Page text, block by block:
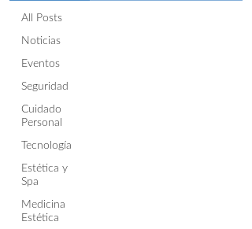
All Posts
Noticias
Eventos
Seguridad
Cuidado
Personal
Tecnología
Estética y
Spa
Medicina
Estética